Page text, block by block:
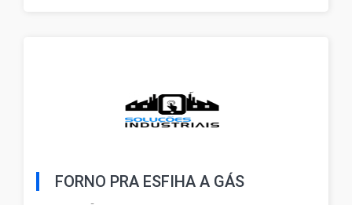
FORNO PRA ESFIHA A GÁS